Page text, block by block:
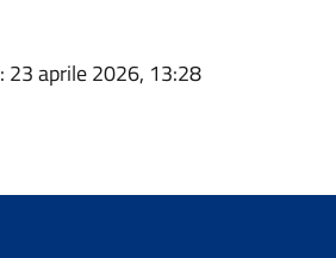
: 23 aprile 2026, 13:28